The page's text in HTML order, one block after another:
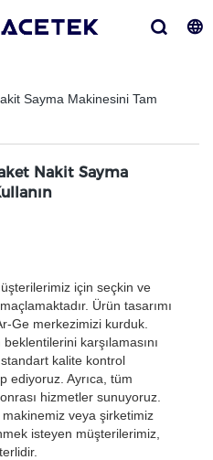
Sayma Makinesini Tam
Nakit Sayma
için seçkin ve
Ürün tasarımı
Ge merkezimizi kurduk.
karşılamasını
kalite kontrol
ediyoruz. Ayrıca, tüm
hizmetler sunuyoruz.
veya şirketimiz
isteyen müşterilerimiz,